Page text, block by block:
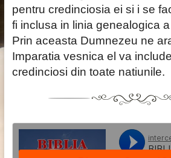
pentru credinciosia ei si i se
fi inclusa in linia genealogica
Prin aceasta Dumnezeu ne
Imparatia vesnica el va
credinciosi din toate natiunile.